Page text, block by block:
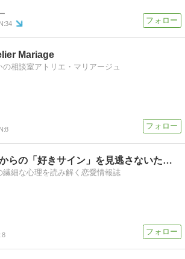
34
Mariage
の相談室アトリエ・マリアージュ
8
男性からの「好きサイン」を見逃さないための方法
繊細な心理を読み解く恋愛情報誌
8